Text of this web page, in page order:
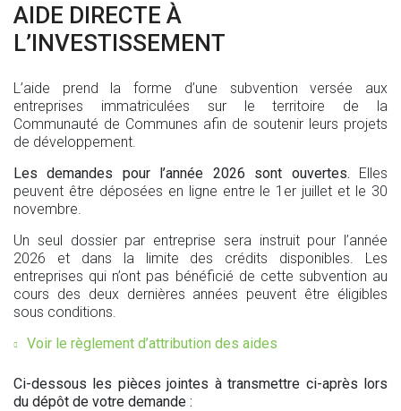
AIDE DIRECTE À
L’INVESTISSEMENT
L’aide prend la forme d’une subvention versée aux
entreprises immatriculées sur le territoire de la
Communauté de Communes afin de soutenir leurs projets
de développement.
Les demandes pour l’année 2026 sont ouvertes. Elles
peuvent être déposées en ligne entre le 1er juillet et le 30
novembre.
Un seul dossier par entreprise sera instruit pour l’année
2026 et dans la limite des crédits disponibles. Les
entreprises qui n’ont pas bénéficié de cette subvention au
cours des deux dernières années peuvent être éligibles
sous conditions.
Voir le règlement d’attribution des aides
Ci-dessous les pièces jointes à transmettre ci-après lors
du dépôt de votre demande :